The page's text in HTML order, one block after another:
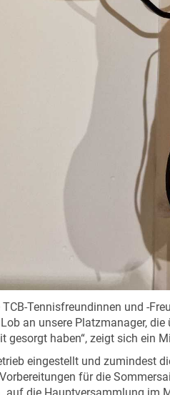
Tennisfreundinnen und -
an unsere Platzmanager,
gesorgt haben“, zeigt sich ein
eingestellt und zumindest
für die